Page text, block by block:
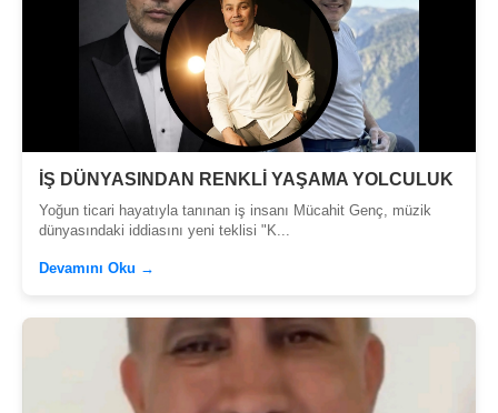
İŞ DÜNYASINDAN RENKLİ YAŞAMA YOLCULUK
Yoğun ticari hayatıyla tanınan iş insanı Mücahit Genç, müzik
dünyasındaki iddiasını yeni teklisi "K...
Devamını Oku →